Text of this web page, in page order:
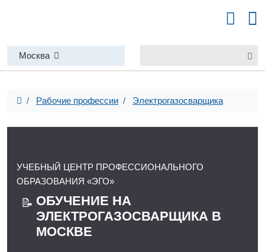
Москва
Рабочие профессии Электрогазосварщика
УЧЕБНЫЙ ЦЕНТР ПРОФЕССИОНАЛЬНОГО
ОБРАЗОВАНИЯ «ЭГО»
📝 ОБУЧЕНИЕ НА
ЭЛЕКТРОГАЗОСВАРЩИКА В
МОСКВЕ